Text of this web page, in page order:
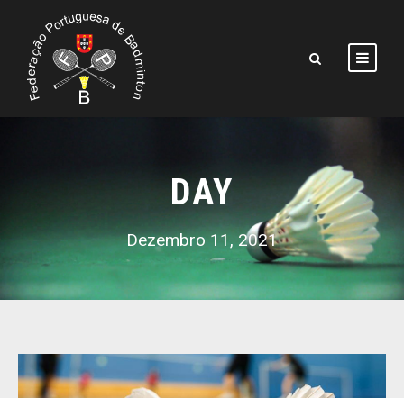
DAY
Dezembro 11, 2021